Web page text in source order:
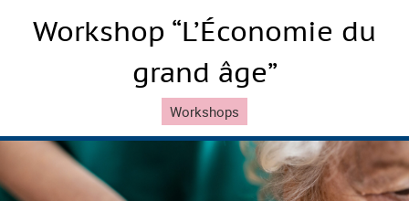
Workshop “L’Économie du
grand âge”
Workshops